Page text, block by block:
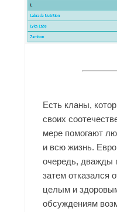
Есть кланы,
своих
мере помогают
и всю жизнь.
очередь, дважды
затем отказался
целым и
обсуждениям